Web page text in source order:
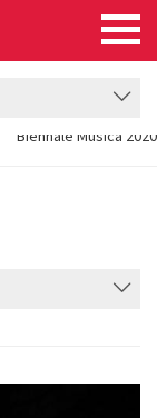
Biennale Musica 2020